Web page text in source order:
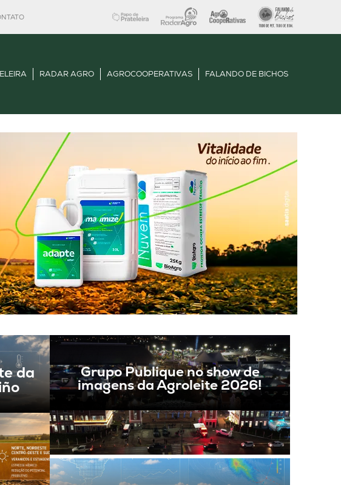
RADAR AGRO AGROCOOPERATIVAS FALANDO DE BICHOS
da Grupo Publique no show de
imagens da Agroleite 2026!